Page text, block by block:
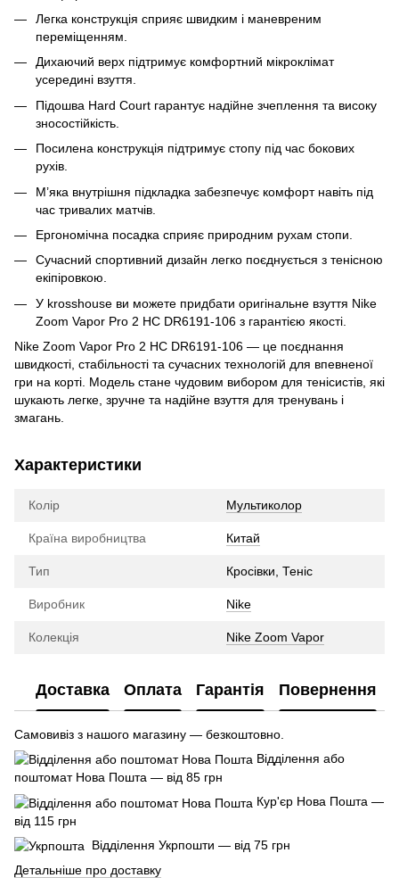
Легка конструкція сприяє швидким і маневреним
переміщенням.
Дихаючий верх підтримує комфортний мікроклімат
усередині взуття.
Підошва Hard Court гарантує надійне зчеплення та високу
зносостійкість.
Посилена конструкція підтримує стопу під час бокових
рухів.
М’яка внутрішня підкладка забезпечує комфорт навіть під
час тривалих матчів.
Ергономічна посадка сприяє природним рухам стопи.
Сучасний спортивний дизайн легко поєднується з тенісною
екіпіровкою.
У krosshouse ви можете придбати оригінальне взуття Nike
Zoom Vapor Pro 2 HC DR6191-106 з гарантією якості.
Nike Zoom Vapor Pro 2 HC DR6191-106 — це поєднання
швидкості, стабільності та сучасних технологій для впевненої
гри на корті. Модель стане чудовим вибором для тенісистів, які
шукають легке, зручне та надійне взуття для тренувань і
змагань.
Характеристики
Колір Мультиколор
Країна виробництва Китай
Тип Кросівки, Теніс
Виробник Nike
Колекція Nike Zoom Vapor
Доставка Оплата Гарантія Повернення
Самовивіз з нашого магазину — безкоштовно.
Відділення або
поштомат Нова Пошта — від 85 грн
Кур'єр Нова Пошта —
від 115 грн
Відділення Укрпошти — від 75 грн
Детальніше про доставку